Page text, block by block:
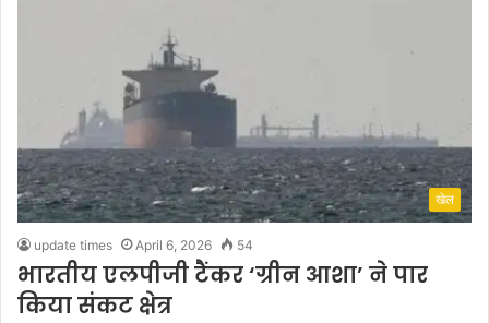
खेल
update times April 6, 2026 54
भारतीय एलपीजी टैंकर ‘ग्रीन आशा’ ने पार
किया संकट क्षेत्र